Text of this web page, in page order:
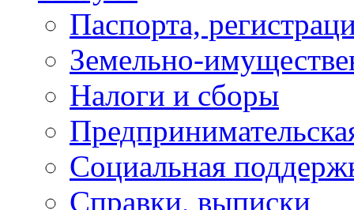
Паспорта,
Земельно-
Налоги и сборы
Социальная
Справки, выписки